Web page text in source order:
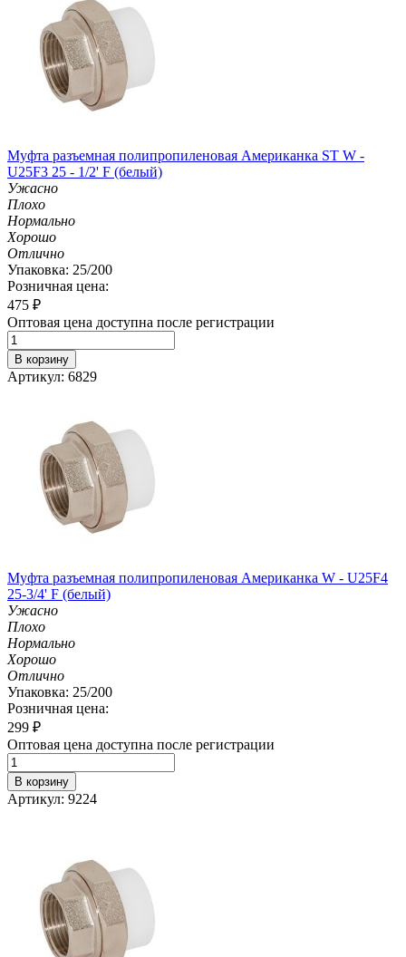
Муфта разъемная полипропиленовая Американка ST W -
U25F3 25 - 1/2' F (белый)
Ужасно
Плохо
Нормально
Хорошо
Отлично
Упаковка: 25/200
Розничная цена:
475 ₽
Оптовая цена доступна после регистрации
В корзину
Артикул: 6829
Муфта разъемная полипропиленовая Американка W - U25F4
25-3/4' F (белый)
Ужасно
Плохо
Нормально
Хорошо
Отлично
Упаковка: 25/200
Розничная цена:
299 ₽
Оптовая цена доступна после регистрации
В корзину
Артикул: 9224